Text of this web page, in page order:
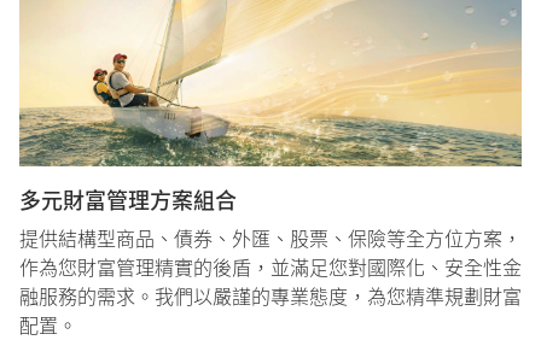
多元財富管理方案組合
提供結構型商品、債券、外匯、股票、保險等全方位方案，
作為您財富管理精實的後盾，並滿足您對國際化、安全性金
融服務的需求。我們以嚴謹的專業態度，為您精準規劃財富
配置。